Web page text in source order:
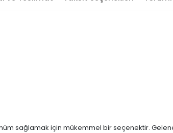
sağlamak için mükemmel bir seçenektir.